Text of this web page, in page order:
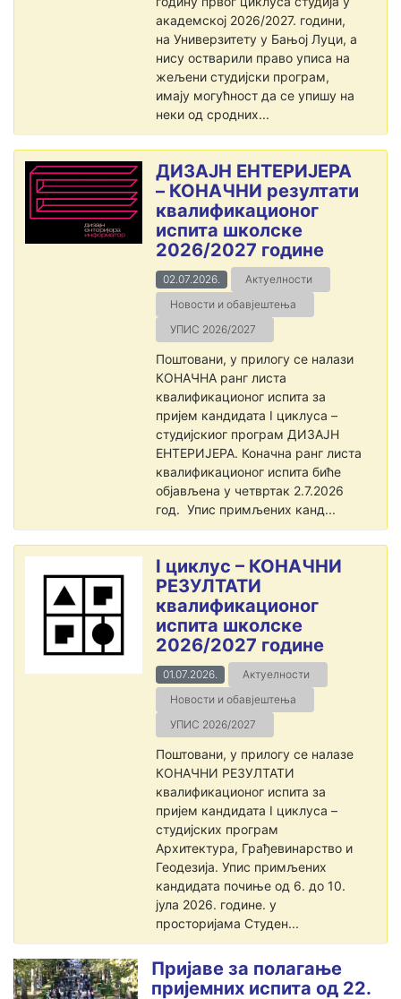
академској 2026/2027. години,
на Универзитету у Бањој Луци, а
нису остварили право уписа на
жељени студијски програм,
имају могућност да се упишу на
неки од сродних...
ДИЗАЈН ЕНТЕРИЈЕРА
– КОНАЧНИ резултати
квалификационог
испита школске
2026/2027 године
02.07.2026.
Актуелности
Новости и обавјештења
УПИС 2026/2027
Поштовани, у прилогу се налази
КОНАЧНА ранг листа
квалификационог испита за
пријем кандидата I циклуса –
студијскиог програм ДИЗАЈН
ЕНТЕРИЈЕРА. Коначна ранг листа
квалификационог испита биће
објављена у четвртак 2.7.2026
год. Упис примљених канд...
I циклус – КОНАЧНИ
РЕЗУЛТАТИ
квалификационог
испита школске
2026/2027 године
01.07.2026.
Актуелности
Новости и обавјештења
УПИС 2026/2027
Поштовани, у прилогу се налазе
КОНАЧНИ РЕЗУЛТАТИ
квалификационог испита за
пријем кандидата I циклуса –
студијских програм
Архитектура, Грађевинарство и
Геодезија. Упис примљених
кандидата почиње од 6. до 10.
јула 2026. године. у
просторијама Студен...
Пријаве за полагање
пријемних испита од 22.